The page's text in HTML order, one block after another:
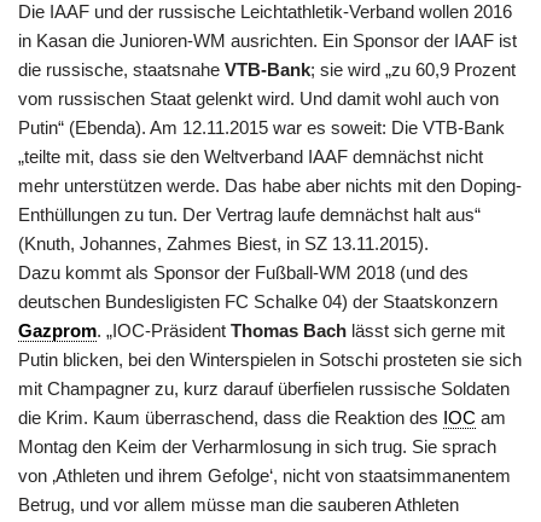
Die IAAF und der russische Leichtathletik-Verband wollen 2016
in Kasan die Junioren-WM ausrichten. Ein Sponsor der IAAF ist
die russische, staatsnahe VTB-Bank; sie wird „zu 60,9 Prozent
vom russischen Staat gelenkt wird. Und damit wohl auch von
Putin“ (Ebenda). Am 12.11.2015 war es soweit: Die VTB-Bank
„teilte mit, dass sie den Weltverband IAAF demnächst nicht
mehr unterstützen werde. Das habe aber nichts mit den Doping-
Enthüllungen zu tun. Der Vertrag laufe demnächst halt aus“
(Knuth, Johannes, Zahmes Biest, in SZ 13.11.2015).
Dazu kommt als Sponsor der Fußball-WM 2018 (und des
deutschen Bundesligisten FC Schalke 04) der Staatskonzern
Gazprom. „IOC-Präsident Thomas Bach lässt sich gerne mit
Putin blicken, bei den Winterspielen in Sotschi prosteten sie sich
mit Champagner zu, kurz darauf überfielen russische Soldaten
die Krim. Kaum überraschend, dass die Reaktion des IOC am
Montag den Keim der Verharmlosung in sich trug. Sie sprach
von ‚Athleten und ihrem Gefolge‘, nicht von staatsimmanentem
Betrug, und vor allem müsse man die sauberen Athleten